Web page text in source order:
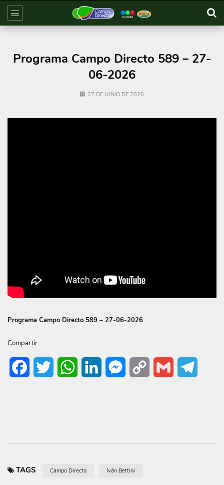
Programa Campo Directo 589 – 27-
06-2026
27 DE JUNIO DE 2026
Programa Campo Directo 589 – 27-06-2026
Compartir
FacebookTwitter WhatsAppLinkedIn Messenger
Copy
Gmail
TAGS Campo Directo Iván Bettini